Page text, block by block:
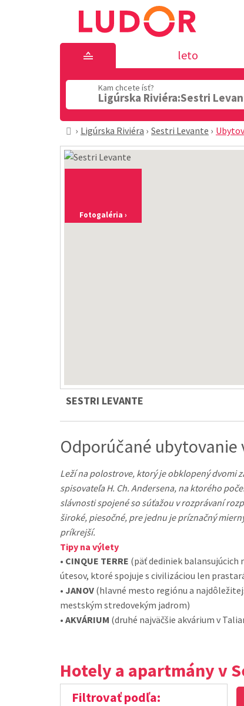
Fotogaléria ›
leto
Kam chcete ísť?
Ligúrska Riviéra:Sestri
Ligúrska Riviéra Sestri Levante
SESTRI LEVANTE
Odporúčané
Leží na polostrove, ktorý je obklopený dvomi
spisovateľa H. Ch. Andersena, na ktorého
slávnosti spojené so súťažou v rozprávaní
široké, piesočné, pre jednu je príznačný
príkrejší.
Tipy na výlety
• CINQUE TERRE (päť dediniek balansujúcich
útesov, ktoré spojuje s civilizáciou len
• JANOV (hlavné mesto regiónu a
mestským stredovekým jadrom)
• AKVÁRIUM (druhé najväčšie akvárium v
Hotely a apartmány v
Filtrovať podľa: